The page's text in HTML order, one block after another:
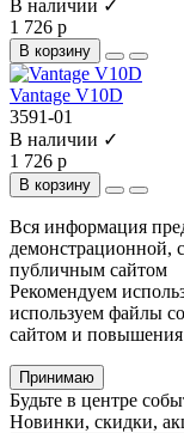
В наличии ✓
1 726 р
В корзину
Vantage V10D
3591-01
В наличии ✓
1 726 р
В корзину
Вся информация
демонстрационной,
публичным сайтом
Рекомендуем
используем файлы
сайтом и повышения
Принимаю
Будьте в центре
Новинки, скидки,